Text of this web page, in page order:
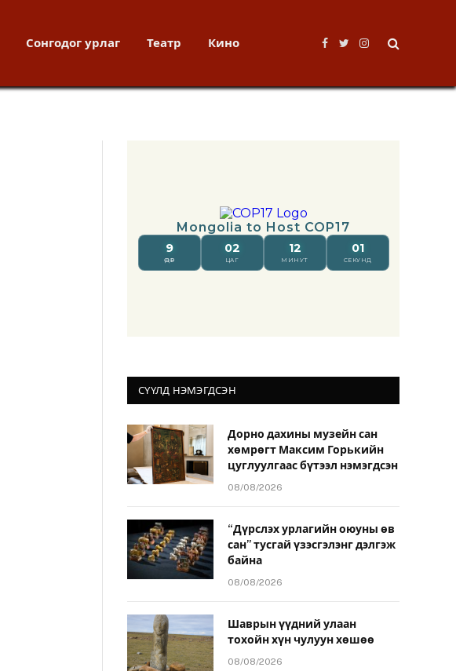
Сонгодог урлаг Театр Кино
Facebook
TwitterInstagram
СҮҮЛД НЭМЭГДСЭН
Дорно дахины музейн сан
хөмрөгт Максим Горькийн
цуглуулгаас бүтээл нэмэгдсэн
08/08/2026
“Дүрслэх урлагийн оюуны өв
сан” тусгай үзэсгэлэнг дэлгэж
байна
08/08/2026
Шаврын үүдний улаан
тохойн хүн чулуун хөшөө
08/08/2026